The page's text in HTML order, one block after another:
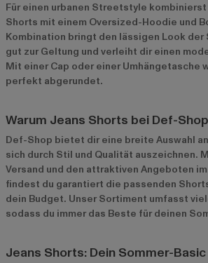
Für einen urbanen Streetstyle
Shorts mit einem Oversized-Hoodie und
Kombination bringt den lässigen Look
gut zur Geltung und verleiht dir einen
Mit einer Cap oder einer Umhängetasche
perfekt abgerundet.
Warum Jeans Shorts bei Def-
Def-Shop bietet dir eine breite Auswahl
sich durch Stil und Qualität auszeichnen.
Versand und den attraktiven Angeboten im
findest du garantiert die passenden
dein Budget. Unser Sortiment umfasst
sodass du immer das Beste für deinen
Jeans Shorts: Dein Sommer-